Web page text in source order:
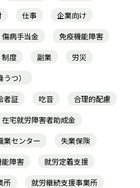
仕事
企業向け
傷病手当金
免疫機能障害
制度 副業
労災
つ）
者証 吃音
合理的配慮
在宅就労障害者助成金
業センター
失業保険
能障害
就労定着支援
所
就労継続支援事業所